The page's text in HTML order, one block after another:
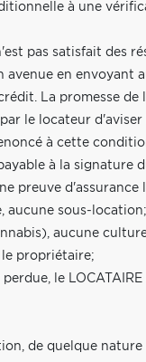
à une
pas satisfait
en envoyant
La promesse
le locateur
à cette
à la signature
preuve
aucune sous-location;
aucune
propriétaire;
le
de quelque